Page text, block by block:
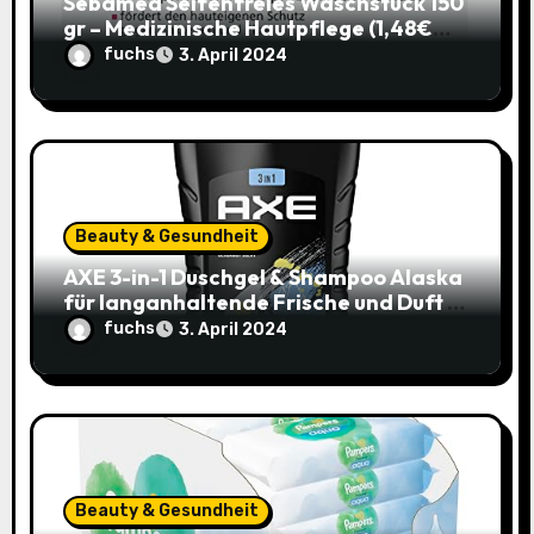
gr – Medizinische Hautpflege (1,48€
statt 1,99€)
fuchs 3. April 2024
Beauty & Gesundheit
AXE 3-in-1 Duschgel & Shampoo Alaska
für langanhaltende Frische und Duft –
Sparangebot nur 1,79€ statt 2,65€
fuchs 3. April 2024
Beauty & Gesundheit